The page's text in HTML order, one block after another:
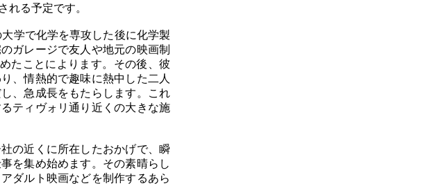
れる予定です。
学で化学を専攻した後に化学製
ガレージで友人や地元の映画制
たことによります。その後、彼
、情熱的で趣味に熱中した二人
、急成長をもたらします。これ
ティヴォリ通り近くの大きな施
の近くに所在したおかげで、瞬
を集め始めます。その素晴らし
ダルト映画などを制作するあら